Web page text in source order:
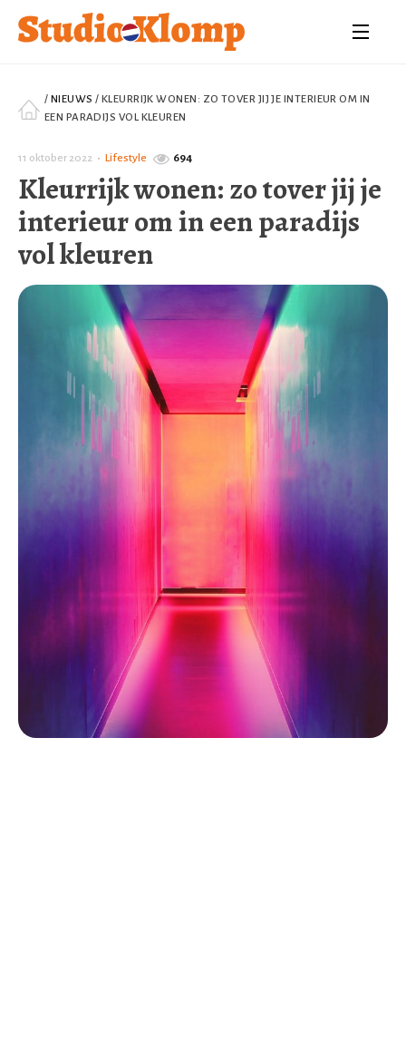
/ NIEUWS / KLEURRIJK WONEN: ZO TOVER JIJ JE INTERIEUR OM IN
EEN PARADIJS VOL KLEUREN
11 oktober 2022 • Lifestyle 694
Kleurrijk wonen: zo tover jij je
interieur om in een paradijs
vol kleuren